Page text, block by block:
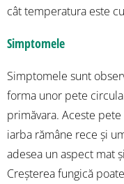
cât temperatura este
Simptomele
Simptomele sunt
forma unor pete
primăvara. Aceste
iarba rămâne rece și
adesea un aspect mat
Creșterea fungică